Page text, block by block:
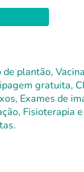
plantão,
gratuita,
Exames de
Fisioterapia